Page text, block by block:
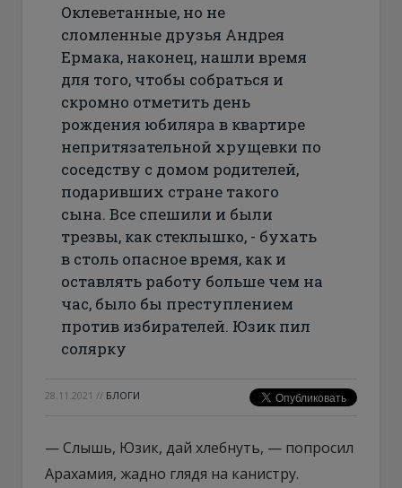
Оклеветанные, но не
сломленные друзья Андрея
Ермака, наконец, нашли время
для того, чтобы собраться и
скромно отметить день
рождения юбиляра в квартире
непритязательной хрущевки по
соседству с домом родителей,
подаривших стране такого
сына. Все спешили и были
трезвы, как стеклышко, - бухать
в столь опасное время, как и
оставлять работу больше чем на
час, было бы преступлением
против избирателей. Юзик пил
солярку
28.11.2021 // БЛОГИ
— Слышь, Юзик, дай хлебнуть, — попросил
Арахамия, жадно глядя на канистру.